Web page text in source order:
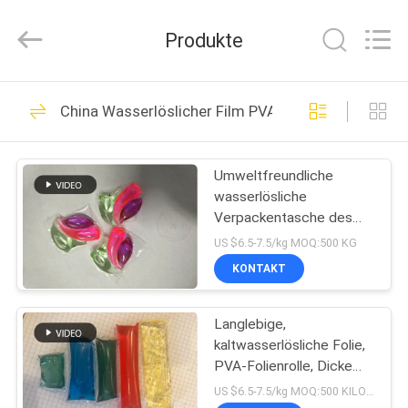
HAUSE
PRODUKTE
ÜBER
WERKSBESICHTIGUNG
QUALITÄTSKONTROLLE
Materials
Rights
Wasserlöslicher
Film PVA
38
Wasserlöslicher
Freigabe-Film
73
Produkte
China Wasserlöslicher Film PVA
Umweltfreundliche
wasserlösliche
Verpackentasche des
Polyvinylalkohol-Film-PVA
US $6.5-7.5/kg MOQ:500 KG
KONTAKT
Langlebige,
kaltwasserlösliche Folie,
PVA-Folienrolle, Dicke
25–80 Mikrometer